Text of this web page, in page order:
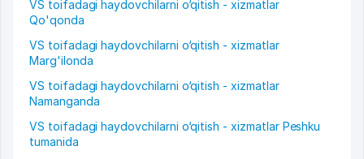
VS toifadagi haydovchilarni o‘qitish - xizmatlar
Qo'qonda
VS toifadagi haydovchilarni o‘qitish - xizmatlar
Marg'ilonda
VS toifadagi haydovchilarni o‘qitish - xizmatlar
Namanganda
VS toifadagi haydovchilarni o‘qitish - xizmatlar Peshku
tumanida